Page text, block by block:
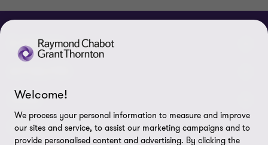
À PROPOS
Événements et webinaires
Responsabilité sociale d’entreprise (RSE)
Nouvelles / communiqués
Dans les médias
LÉGAL
Notes légales
CONNECTEZ SUR
Welcome!
We process your personal information to measure and improve
our sites and service, to assist our marketing campaigns and to
provide personalised content and advertising. By clicking the